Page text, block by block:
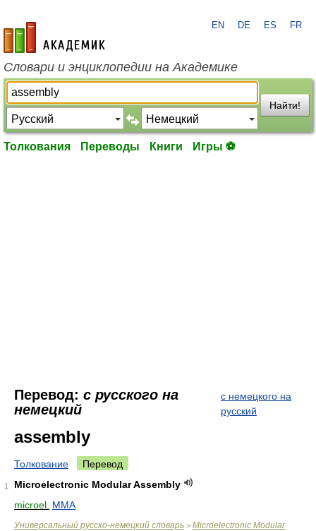
academic.ru
EN DE ES FR
Словари и энциклопедии на Академике
Найти!
Толкования Переводы Книги Игры ⚽
Перевод: с русского на
немецкий
с немецкого на
русский
assembly
Толкование Перевод
1
Microelectronic Modular Assembly
microel. MMA
Универсальный русско-немецкий словарь > Microelectronic Modular